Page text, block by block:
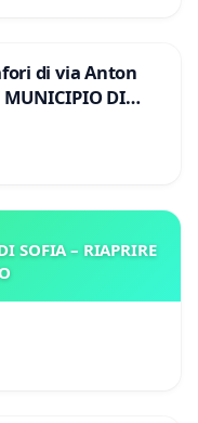
di via Anton
DI
SOFIA – RIAPRIRE